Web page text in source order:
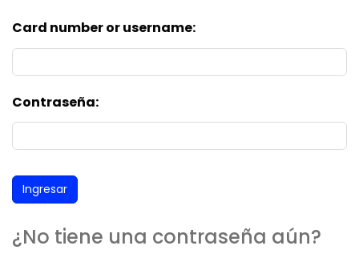
Card number or username:
Contraseña:
¿No tiene una contraseña aún?